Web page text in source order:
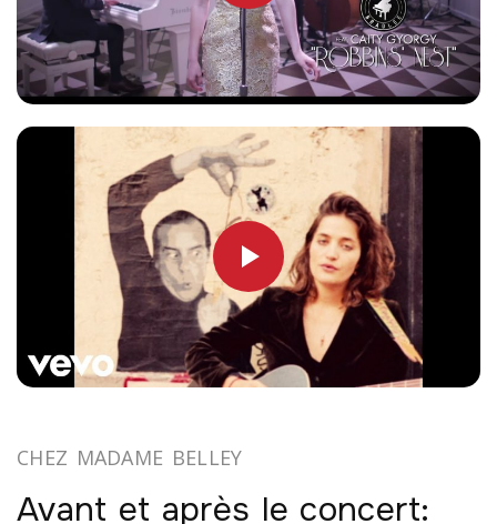
CHEZ MADAME BELLEY
Avant et après le concert: